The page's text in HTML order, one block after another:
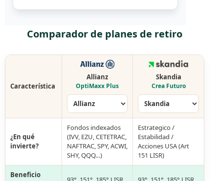
Comparador de planes de retiro
Característica
Allianz
OptiMaxx Plus
Skandia
Crea Futuro
¿En qué
invierte?
Fondos indexados
(IVV, EZU, CETETRAC,
NAFTRAC, SPY, ACWI,
SHY, QQQ…)
Estrategico /
Estabilidad /
Acciones USA (Art
151 LISR)
Beneficio